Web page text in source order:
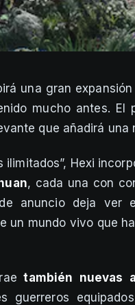
una gran
mucho antes. El
que añadirá una
Hexi
, cada una con
anuncio deja ver
un mundo vivo que
también nuevas
guerreros